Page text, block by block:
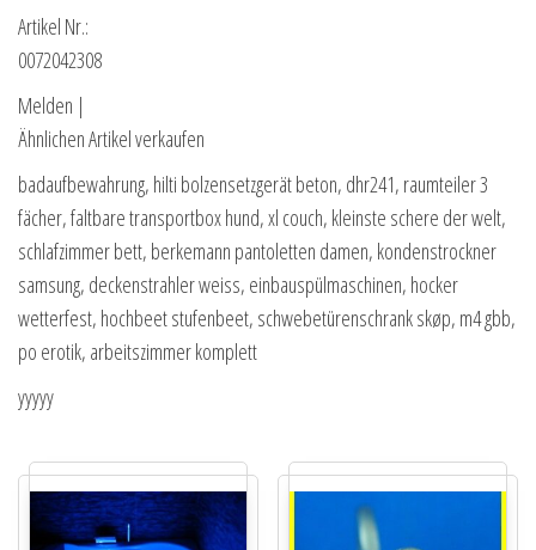
Artikel Nr.:
0072042308
Melden |
Ähnlichen Artikel verkaufen
badaufbewahrung, hilti bolzensetzgerät beton, dhr241, raumteiler 3
fächer, faltbare transportbox hund, xl couch, kleinste schere der welt,
schlafzimmer bett, berkemann pantoletten damen, kondenstrockner
samsung, deckenstrahler weiss, einbauspülmaschinen, hocker
wetterfest, hochbeet stufenbeet, schwebetürenschrank skøp, m4 gbb,
po erotik, arbeitszimmer komplett
yyyyy